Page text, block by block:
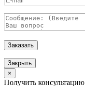
Заказать
Закрыть
×
Получить консультацию